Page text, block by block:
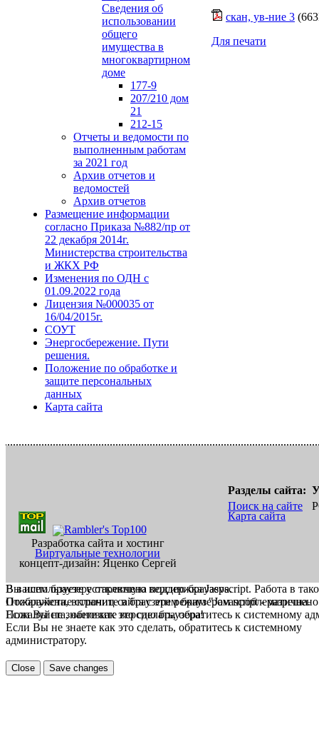
Сведения об
использовании
общего
имущества в
многоквартирном
доме
177-9
207/210 дом
21
212-15
Отчеты и ведомости по
выполненным работам
за 2021 год
Архив отчетов и
ведомостей
Архив отчетов
Размещение информации
согласно Приказа №882/пр от
22 декабря 2014г.
Министерства строительства
и ЖКХ РФ
Изменения по ОДН с
01.09.2022 года
Лицензия №000035 от
16/04/2015г.
СОУТ
Энергосбережение. Пути
решения.
Положение по обработке и
защите персональных
данных
Карта сайта
скан, ув-ние 3
Для печати
Разработка сайта и хостинг
Виртуальные технологии
концепт-дизайн: Яценко Сергей
Разделы сайта:
Поиск на сайте
Карта сайта
В вашем браузере отключена поддержка Jasvscript. Работа в
Пожалуйста, включите в браузере режим "Javascript -
Если Вы не знаете как это сделать, обратитесь к системному
Вы используете устаревшую версию браузера.
Отображение страниц сайта с этим браузером проблематична.
Пожалуйста, обновите версию браузера!
Если Вы не знаете как это сделать, обратитесь к системному
администратору.
Close Save changes